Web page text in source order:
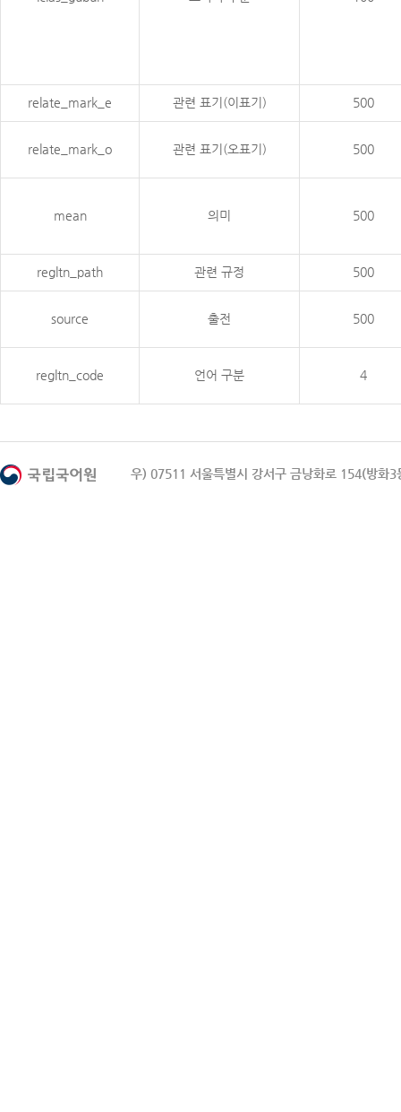
relate_mark_e 관련 표기(이표기) 500
relate_mark_o 관련 표기(오표기) 500
mean 의미 500
regltn_path 관련 규정 500
source 출전 500
regltn_code 언어 구분 4
우) 07511 서울특별시 강서구 금낭화로 154(방화3